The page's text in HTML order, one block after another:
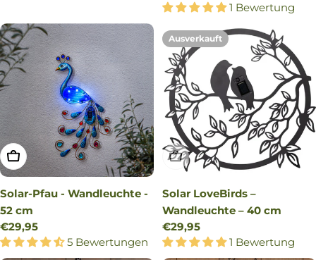
Preis
1 Bewertung
IN DEN WARENKORB LEGEN
Solar-Pfau - Wandleuchte -
52 cm
Regulärer
Preis
€29,95
5 Bewertungen
Ausverkauft
AUSVERKAUFT
Solar LoveBirds –
Wandleuchte – 40 cm
Regulärer
Preis
€29,95
1 Bewertung